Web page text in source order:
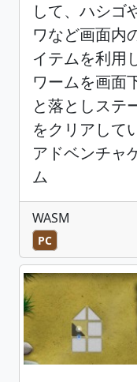
して、ハシゴ
ワなど画面内
イテムを利用
ワームを画面
と落としステ
をクリアして
アドベンチャ
ム
WASM
PC